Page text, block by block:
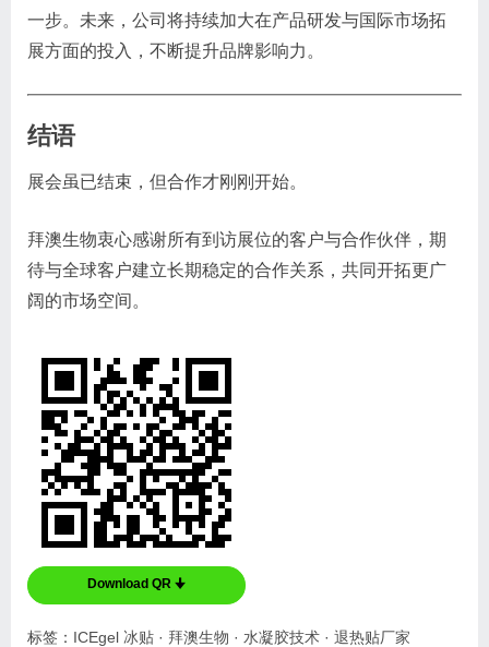
一步。未来，公司将持续加大在产品研发与国际市场拓
展方面的投入，不断提升品牌影响力。
结语
展会虽已结束，但合作才刚刚开始。
拜澳生物衷心感谢所有到访展位的客户与合作伙伴，期
待与全球客户建立长期稳定的合作关系，共同开拓更广
阔的市场空间。
Download QR 🠋
标签： ICEgel 冰贴 · 拜澳生物 · 水凝胶技术 · 退热贴厂家